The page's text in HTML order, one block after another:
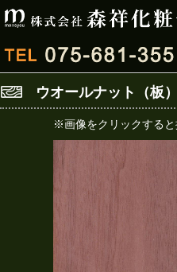
ウオールナット（板）
※画像をクリックすると